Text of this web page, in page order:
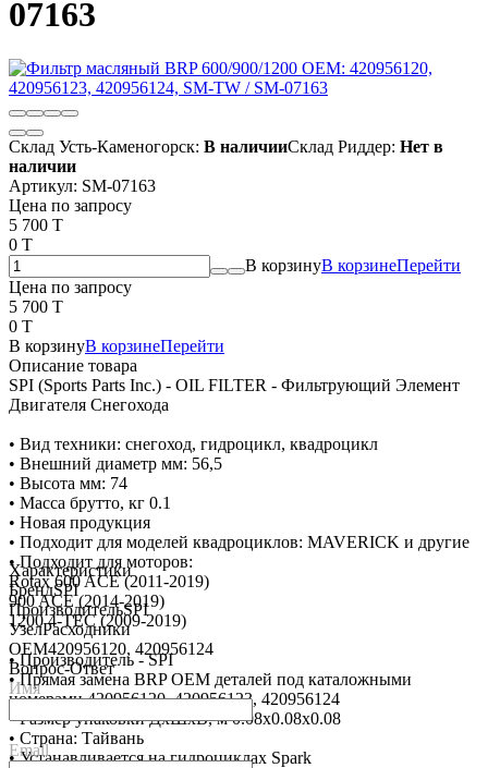
07163
Склад Усть-Каменогорск: В наличииСклад Риддер: Нет в
наличии
Артикул: SM-07163
Цена по запросу
5 700 T
0 T
В корзинуВ корзинеПерейти
Цена по запросу
5 700 T
0 T
В корзинуВ корзинеПерейти
Описание товара
SPI (Sports Parts Inc.) - OIL FILTER - Фильтрующий Элемент
Двигателя Снегохода
• Вид техники: снегоход, гидроцикл, квадроцикл
• Внешний диаметр мм: 56,5
• Высота мм: 74
• Масса брутто, кг 0.1
• Новая продукция
• Подходит для моделей квадроциклов: MAVERICK и другие
• Подходит для моторов:
Rotax 600 ACE (2011-2019)
900 ACE (2014-2019)
1200 4-TEC (2009-2019)
• Производитель - SPI
• Прямая замена BRP OEM деталей под каталожными
номерами 420956120, 420956123, 420956124
• Размер упаковки ДхШхВ, м 0.08x0.08x0.08
• Страна: Тайвань
• Устанавливается на гидроциклах Spark
Характеристики
БрендSPI
ПроизводительSPI
УзелРасходники
OEM420956120, 420956124
Вопрос-Ответ
Имя
Email